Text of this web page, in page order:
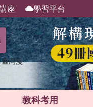
座 學習平台
灣漫
教科考用